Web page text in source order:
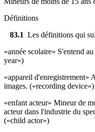
Définitions
83.1 Les définitions qui
«année scolaire» S'entend au
year»)
«appareil d'enregistrement»
images. («recording device»)
«enfant acteur» Mineur de
acteur dans l'industrie du
(«child actor»)